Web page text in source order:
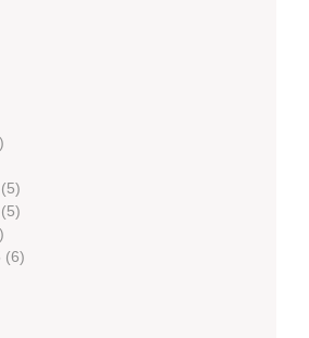
(5)
(5)
(6)